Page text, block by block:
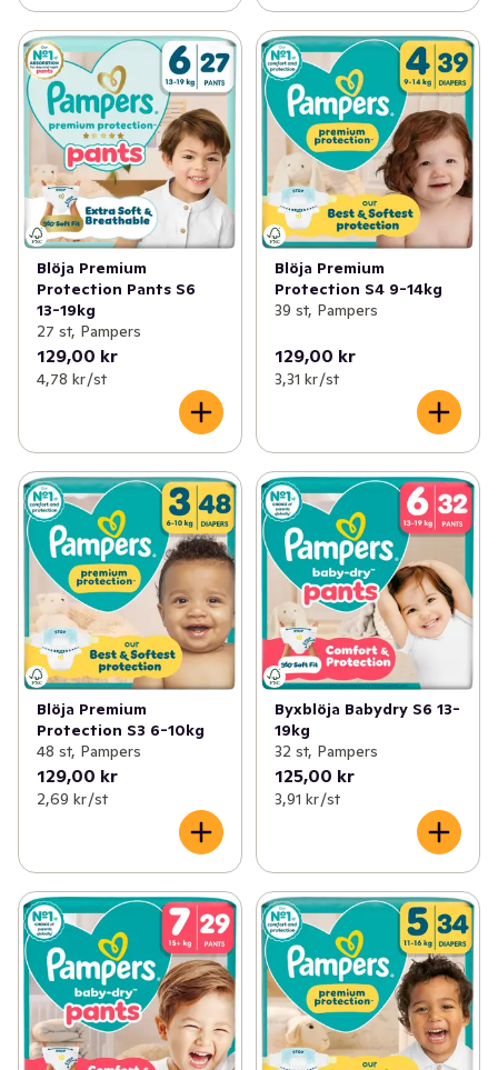
Blöja Premium
Protection Pants S6
13-19kg
27 st, Pampers
129,00 kr
4,78 kr /st
Blöja Premium
Protection S4 9-14kg
39 st, Pampers
129,00 kr
3,31 kr /st
Blöja Premium
Protection S3 6-10kg
48 st, Pampers
129,00 kr
2,69 kr /st
Byxblöja Babydry S6 13-
19kg
32 st, Pampers
125,00 kr
3,91 kr /st